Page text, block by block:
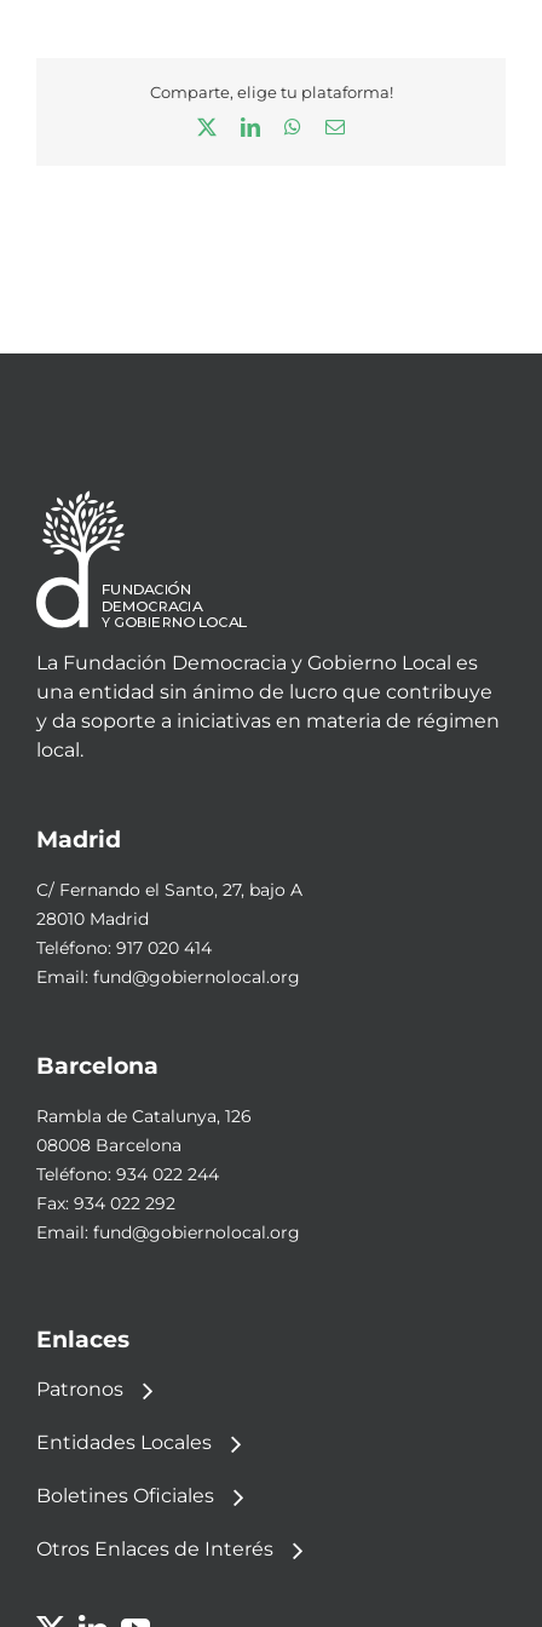
Comparte, elige tu plataforma!
LinkedInWhatsApp
Correo
La Fundación Democracia y Gobierno Local es
una entidad sin ánimo de lucro que contribuye
y da soporte a iniciativas en materia de régimen
local.
Madrid
C/ Fernando el Santo, 27, bajo A
28010 Madrid
Teléfono: 917 020 414
Email: fund@gobiernolocal.org
Barcelona
Rambla de Catalunya, 126
08008 Barcelona
Teléfono: 934 022 244
Fax: 934 022 292
Email: fund@gobiernolocal.org
Enlaces
Patronos
Entidades Locales
Boletines Oficiales
Otros Enlaces de Interés